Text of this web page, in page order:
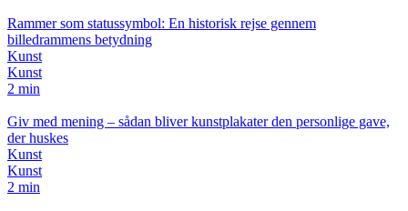
Rammer som statussymbol: En historisk rejse gennem
billedrammens betydning
Kunst
Kunst
2 min
Giv med mening – sådan bliver kunstplakater den personlige gave,
der huskes
Kunst
Kunst
2 min